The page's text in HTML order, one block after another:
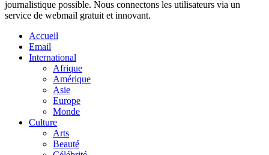
journalistique possible. Nous connectons les utilisateurs via un
service de webmail gratuit et innovant.
Accueil
Email
International
Afrique
Amérique
Asie
Europe
Monde
Culture
Arts
Beauté